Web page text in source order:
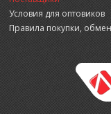
Условия для оптовиков
Правила покупки,